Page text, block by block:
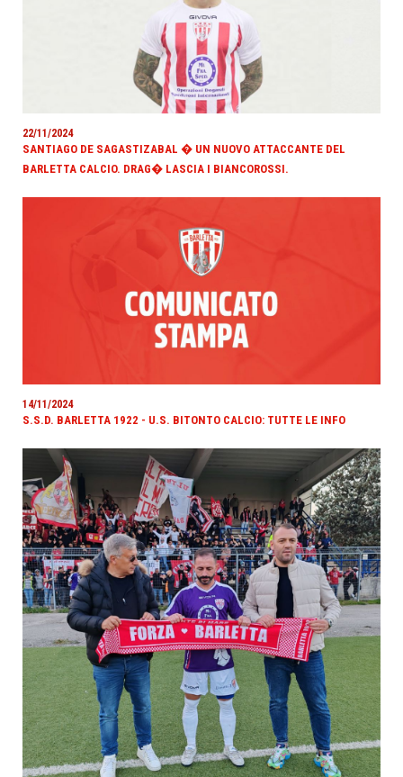
22/11/2024
SANTIAGO DE SAGASTIZABAL � UN NUOVO ATTACCANTE DEL
BARLETTA CALCIO. DRAG� LASCIA I BIANCOROSSI.
14/11/2024
S.S.D. BARLETTA 1922 - U.S. BITONTO CALCIO: TUTTE LE INFO